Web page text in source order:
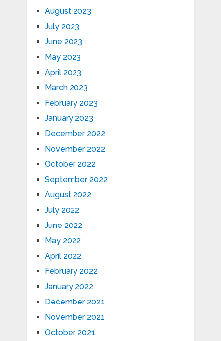
August 2023
July 2023
June 2023
May 2023
April 2023
March 2023
February 2023
January 2023
December 2022
November 2022
October 2022
September 2022
August 2022
July 2022
June 2022
May 2022
April 2022
February 2022
January 2022
December 2021
November 2021
October 2021